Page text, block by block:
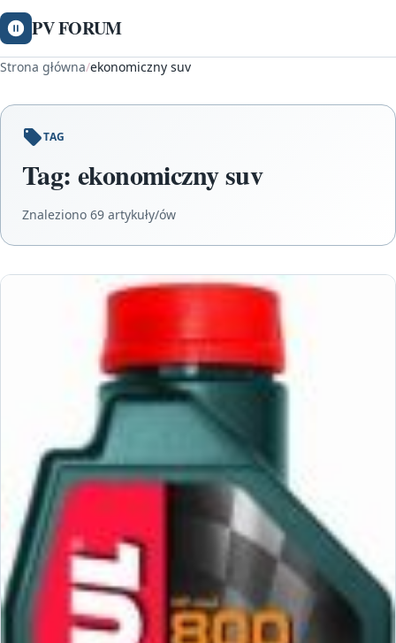
PV FORUM
Strona główna/ekonomiczny suv
TAG
Tag: ekonomiczny suv
Znaleziono 69 artykuły/ów